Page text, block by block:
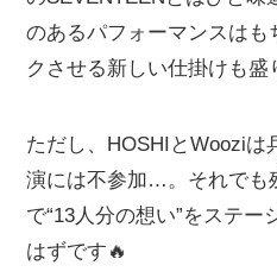
のあるパフォーマンスはも
クさせる新しい仕掛けも盛
ただし、HOSHIとWooziは
演には不参加…。それでも
で“13人分の想い”をステー
はずです🔥